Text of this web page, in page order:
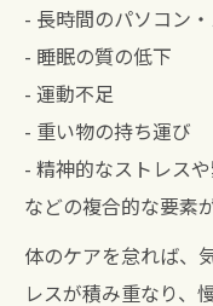
- 長時間のパソコン
- 睡眠の質の低下
- 運動不足
- 重い物の持ち運び
- 精神的なストレス
などの複合的な要素
体のケアを怠れば、
レスが積み重なり、